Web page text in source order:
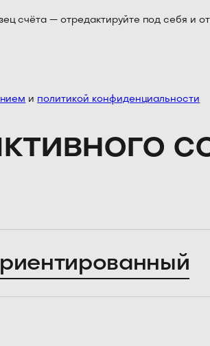
счёта — отредактируйте под себя и
и политикой конфиденциальности